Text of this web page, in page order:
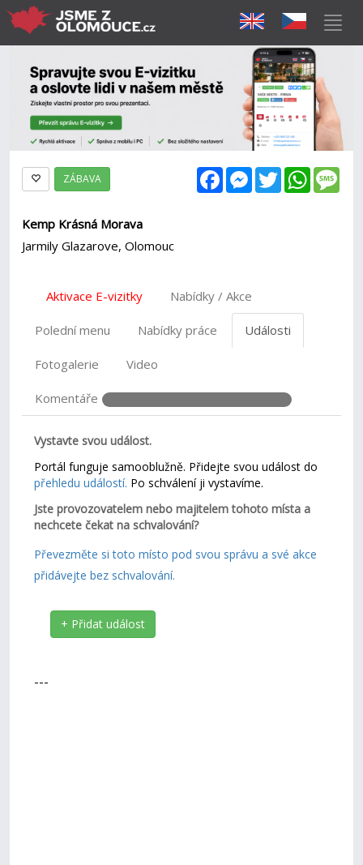
FacebookMessenger
Twitter
ZÁBAVA
Kemp Krásná Morava
Jarmily Glazarove, Olomouc
Aktivace E-vizitky Nabídky / Akce
Polední menu Nabídky práce Události
Fotogalerie Video
Komentáře
Vystavte svou událost.
Portál funguje samooblužně. Přidejte svou událost do
přehledu událostí. Po schválení ji vystavíme.
Jste provozovatelem nebo majitelem tohoto místa a
nechcete čekat na schvalování?
Převezměte si toto místo pod svou správu a své akce
přidávejte bez schvalování.
+ Přidat událost
---